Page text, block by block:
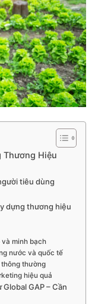
Thương Hiệu
tiêu dùng
dựng thương hiệu
minh bạch
nước và quốc tế
thường
hiệu quả
GAP – Cần